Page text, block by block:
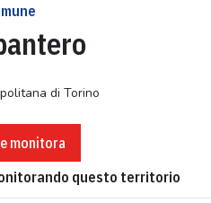
di Torino
monitora
questo territorio